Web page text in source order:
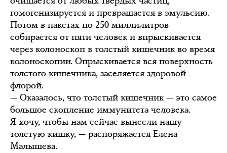
гомогенизируется и превращается в эмульсию.
Потом в пакетах по 250 миллилитров
собирается от пяти человек и впрыскивается
через колоноскоп в толстый кишечник во время
колоноскопии. Опрыскивается вся поверхность
толстого кишечника, заселяется здоровой
флорой.
— Оказалось, что толстый кишечник — это самое
большое скопление иммунитета человека.
Я хочу, чтобы нам сейчас вынесли нашу
толстую кишку, — распоряжается Елена
Малышева.